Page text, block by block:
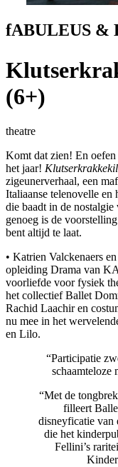
fABULEUS &
(6+)
theatre
Komt dat zien! En oefen
het jaar!
zigeunerverhaal, een
Italiaanse telenovelle
die baadt in de nostalgie
genoeg is de
bent altijd te laat.
• Katrien Valckenaers
opleiding Drama van
voorliefde voor fysiek
het collectief Ballet
Rachid Laachir en
nu mee in het
en Lilo.
“Participatie
schaamteloze
“Met de
filleert
disneyficatie van
die het
Fellini’s